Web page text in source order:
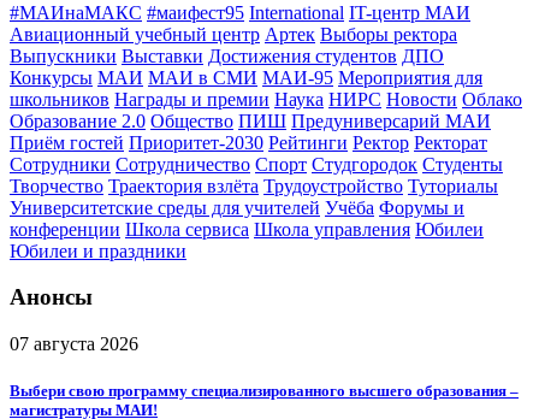
#МАИнаМАКС #маифест95 International IT-центр МАИ
Авиационный учебный центр Артек Выборы ректора
Выпускники Выставки Достижения студентов ДПО
Конкурсы МАИ МАИ в СМИ МАИ-95 Мероприятия для
школьников Награды и премии Наука НИРС Новости Облако
Образование 2.0 Общество ПИШ Предуниверсарий МАИ
Приём гостей Приоритет-2030 Рейтинги Ректор Ректорат
Сотрудники Сотрудничество Спорт Студгородок Студенты
Творчество Траектория взлёта Трудоустройство Туториалы
Университетские среды для учителей Учёба Форумы и
конференции Школа сервиса Школа управления Юбилеи
Юбилеи и праздники
Анонсы
07 августа 2026
Выбери свою программу специализированного высшего образования –
магистратуры МАИ!